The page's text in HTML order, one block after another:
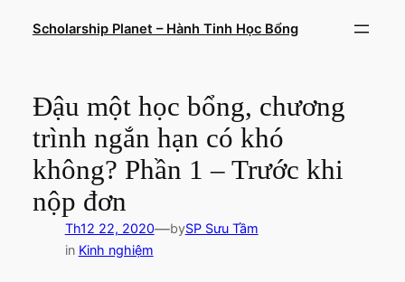
dung
Scholarship Planet – Hành Tinh Học Bổng
Đậu một học bổng, chương
trình ngắn hạn có khó
không? Phần 1 – Trước khi
nộp đơn
Th12 22, 2020—bySP Sưu Tầm
in Kinh nghiệm